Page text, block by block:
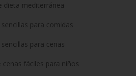
dieta mediterránea
sencillas para comidas
sencillas para cenas
cenas fáciles para niños